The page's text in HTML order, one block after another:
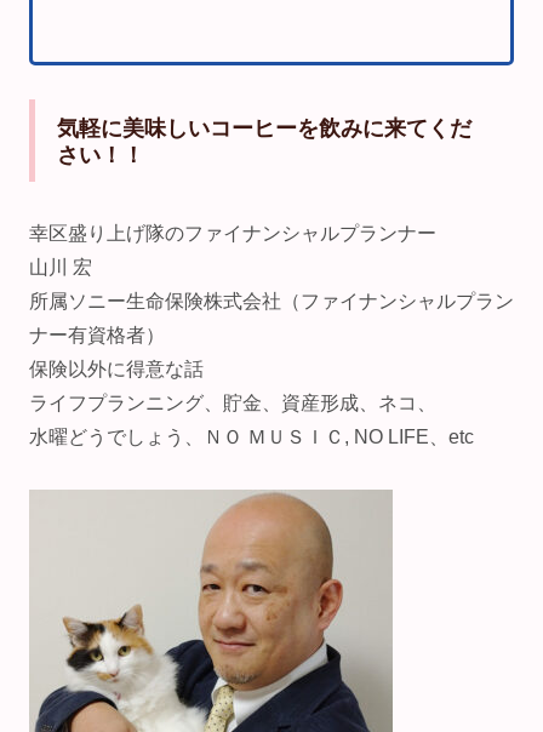
気軽に美味しいコーヒーを飲みに来てくだ
さい！！
幸区盛り上げ隊のファイナンシャルプランナー
山川 宏
所属ソニー生命保険株式会社（ファイナンシャルプラン
ナー有資格者）
保険以外に得意な話
ライフプランニング、貯金、資産形成、ネコ、
水曜どうでしょう、ＮＯ ＭＵＳＩＣ, NO LIFE、etc